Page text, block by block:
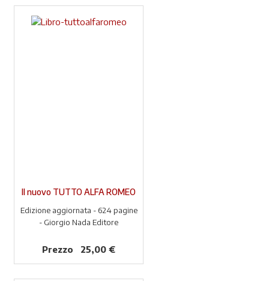
Il nuovo TUTTO ALFA ROMEO
Edizione aggiornata - 624 pagine
- Giorgio Nada Editore
Prezzo 25,00 €